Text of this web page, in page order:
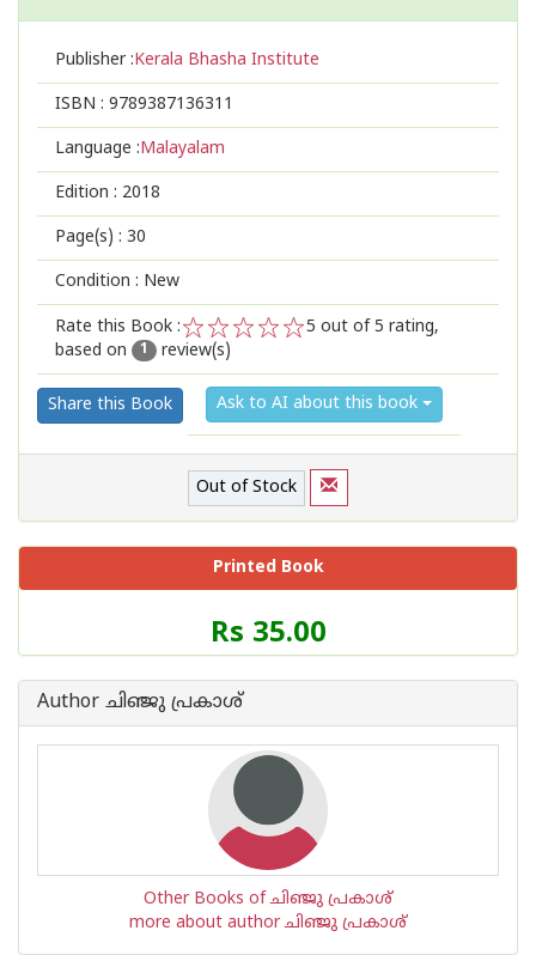
Publisher :Kerala Bhasha Institute
ISBN : 9789387136311
Language :Malayalam
Edition : 2018
Page(s) : 30
Condition : New
Rate this Book :
2
1
5 out of 5 rating,
based on
1 review(s)
Share this Book Ask to AI about this book
Out of Stock
Printed Book
Price
of
Book
Rs 35.00
Author ചിഞ്ജു പ്രകാശ്
Other Books of ചിഞ്ജു പ്രകാശ്
more about author ചിഞ്ജു പ്രകാശ്